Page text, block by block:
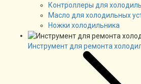
Контроллеры для
Масло для холодильных
Ножки холодильника
Инструмент для ремонта